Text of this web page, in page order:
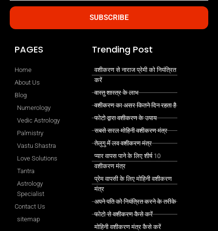
SUBSCRIBE
PAGES
Home
About Us
Blog
Numerology
Vedic Astrology
Palmistry
Vastu Shastra
Love Solutions
Tantra
Astrology
Specialist
Contact Us
sitemap
Trending Post
वशीकरण से नाराज प्रेमी को नियंत्रित
करें
वास्तु शास्त्र के लाभ
वशीकरण का असर कितने दिन रहता है
फोटो द्वारा वशीकरण के उपाय
सबसे सरल मोहिनी वशीकरण मंत्र
तेलुगु में लव वशीकरण मंत्र
प्यार वापस पाने के लिए शीर्ष 10
वशीकरण मंत्र
प्रेम वापसी के लिए मोहिनी वशीकरण
मंत्र
अपने पति को नियंत्रित करने के तरीके
फोटो से वशीकरण कैसे करें
मोहिनी वशीकरण मंत्र कैसे करें